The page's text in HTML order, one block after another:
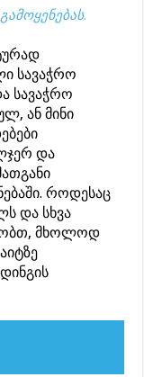
სავაჭრო
სავაჭრო
ან მინი
და
როდესაც
და სხვა
მხოლოდ